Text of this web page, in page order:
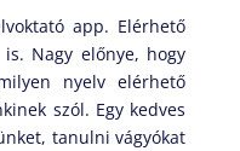
app. Elérhető
Nagy előnye, hogy
nyelv elérhető
szól. Egy kedves
tanulni vágyókat